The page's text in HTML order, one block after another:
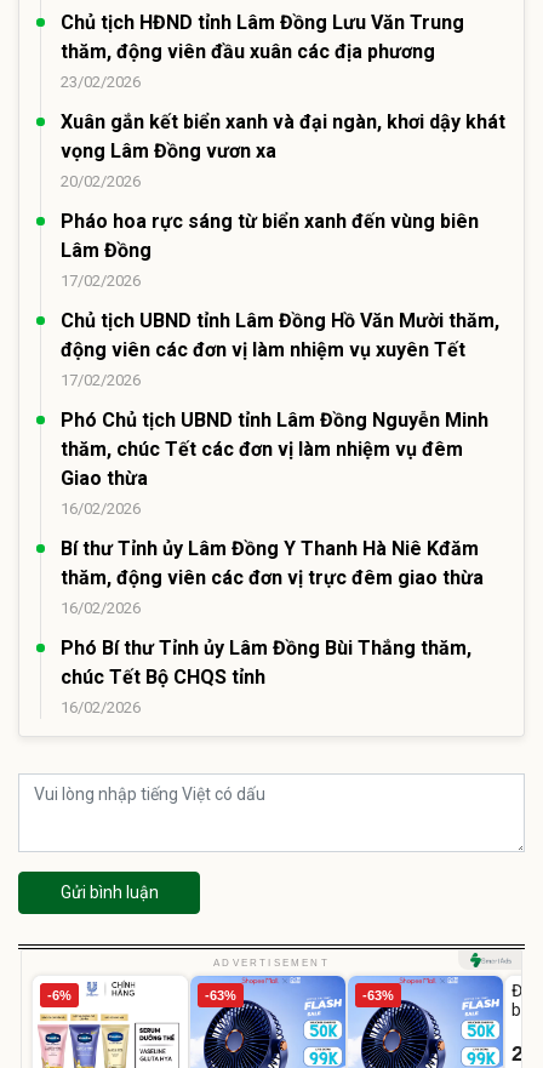
Chủ tịch HĐND tỉnh Lâm Đồng Lưu Văn Trung
thăm, động viên đầu xuân các địa phương
23/02/2026
Xuân gắn kết biển xanh và đại ngàn, khơi dậy khát
vọng Lâm Đồng vươn xa
20/02/2026
Pháo hoa rực sáng từ biển xanh đến vùng biên
Lâm Đồng
17/02/2026
Chủ tịch UBND tỉnh Lâm Đồng Hồ Văn Mười thăm,
động viên các đơn vị làm nhiệm vụ xuyên Tết
17/02/2026
Phó Chủ tịch UBND tỉnh Lâm Đồng Nguyễn Minh
thăm, chúc Tết các đơn vị làm nhiệm vụ đêm
Giao thừa
16/02/2026
Bí thư Tỉnh ủy Lâm Đồng Y Thanh Hà Niê Kđăm
thăm, động viên các đơn vị trực đêm giao thừa
16/02/2026
Phó Bí thư Tỉnh ủy Lâm Đồng Bùi Thắng thăm,
chúc Tết Bộ CHQS tỉnh
16/02/2026
Gửi bình luận
ADVERTISEMENT
-6% -63% -63%
Đai
bé